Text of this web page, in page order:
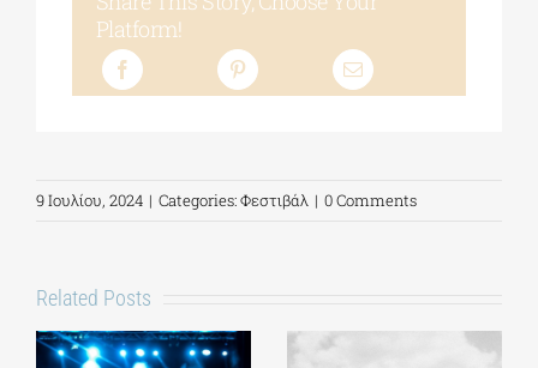
Platform!
9 Ιουλίου, 2024 | Categories:Φεστιβάλ | 0 Comments
Related Posts